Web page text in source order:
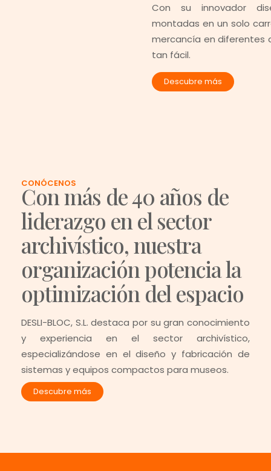
Con su innovador
montadas en un solo
mercancía en diferentes
tan fácil.
Descubre más
CONÓCENOS
Con más de 40 años de
liderazgo en el sector
archivístico, nuestra
organización potencia la
optimización del espacio
DESLI-BLOC, S.L. destaca por su gran conocimiento
y experiencia en el sector archivístico,
especializándose en el diseño y fabricación de
sistemas y equipos compactos para museos.
Descubre más